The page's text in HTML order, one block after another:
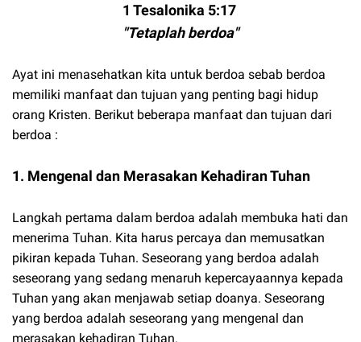
1 Tesalonika 5:17
"Tetaplah berdoa"
Ayat ini menasehatkan kita untuk berdoa sebab berdoa
memiliki manfaat dan tujuan yang penting bagi hidup
orang Kristen. Berikut beberapa manfaat dan tujuan dari
berdoa :
1. Mengenal dan Merasakan Kehadiran Tuhan
Langkah pertama dalam berdoa adalah membuka hati dan
menerima Tuhan. Kita harus percaya dan memusatkan
pikiran kepada Tuhan. Seseorang yang berdoa adalah
seseorang yang sedang menaruh kepercayaannya kepada
Tuhan yang akan menjawab setiap doanya. Seseorang
yang berdoa adalah seseorang yang mengenal dan
merasakan kehadiran Tuhan.